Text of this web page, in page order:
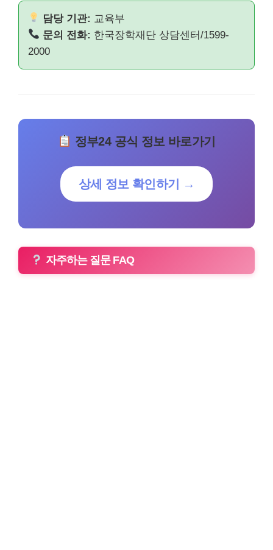
담당 기관: 교육부
문의 전화: 한국장학재단 상담센터/1599-
2000
정부24 공식 정보 바로가기
상세 정보 확인하기 →
자주하는 질문 FAQ